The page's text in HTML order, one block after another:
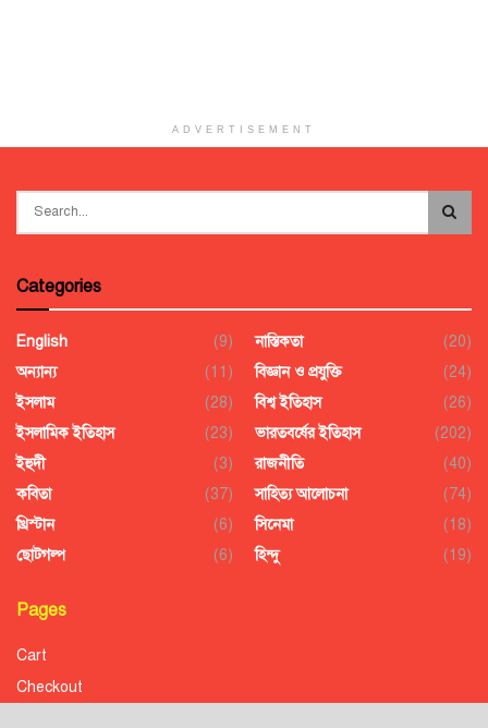
ADVERTISEMENT
Categories
English
(9)
অন্যান্য
(11)
ইসলাম
(28)
ইসলামিক ইতিহাস
(23)
ইহুদী
(3)
কবিতা
(37)
খ্রিস্টান
(6)
ছোটগল্প
(6)
নাস্তিকতা
(20)
বিজ্ঞান ও প্রযুক্তি
(24)
বিশ্ব ইতিহাস
(26)
ভারতবর্ষের ইতিহাস
(202)
রাজনীতি
(40)
সাহিত্য আলোচনা
(74)
সিনেমা
(18)
হিন্দু
(19)
Pages
Cart
Checkout